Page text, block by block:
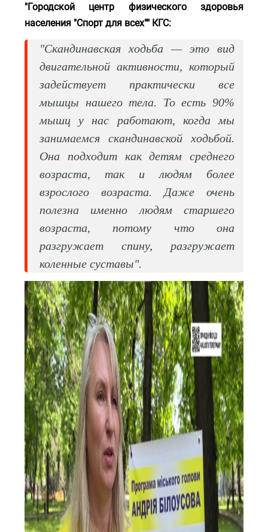
"Городской центр физического здоровья
населения "Спорт для всех"" КГС:
"Скандинавская ходьба — это вид
двигательной активности, который
задействует практически все
мышцы нашего тела. То есть 90%
мышц у нас работают, когда мы
занимаемся скандинавской ходьбой.
Она подходит как детям среднего
возраста, так и людям более
взрослого возраста. Даже очень
полезна именно людям старшего
возраста, потому что она
разгружает спину, разгружает
коленные суставы".